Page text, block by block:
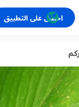
احصل على التطبيق